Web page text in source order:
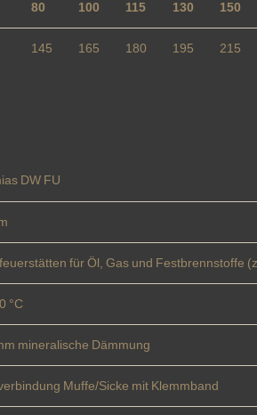
80 100 115 130 150
145 165 180 195 215
DW FU
für Öl, Gas und Festbrennstoffe
°C
mineralische Dämmung
Muffe/Sicke mit Klemmband